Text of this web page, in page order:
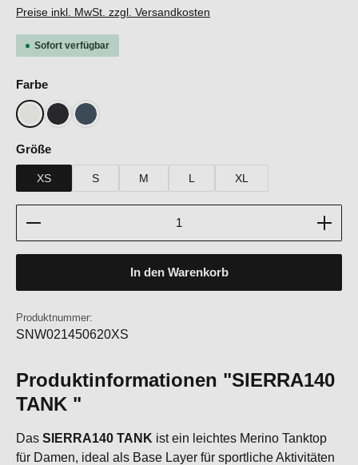
Preise inkl. MwSt. zzgl. Versandkosten
Sofort verfügbar
Farbeauswählen
Fresh White
Jet BlackBlueberry
Größeauswählen
XS S M L XL
Produkt Anzahl: Gib den gewünschten Wert ein
In den Warenkorb
Produktnummer:
SNW021450620XS
Produktinformationen "SIERRA140
TANK "
Das SIERRA140 TANK ist ein leichtes Merino Tanktop
für Damen, ideal als Base Layer für sportliche Aktivitäten